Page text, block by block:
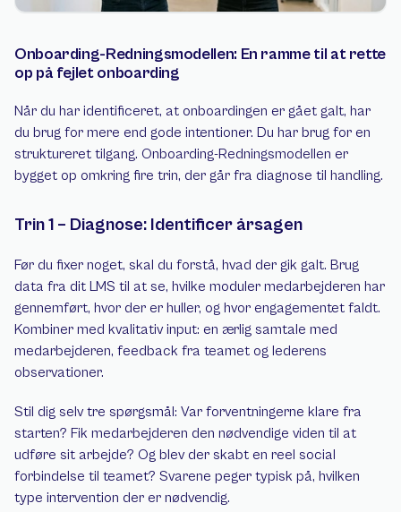
Onboarding-Redningsmodellen: En ramme til at rette
op på fejlet onboarding
Når du har identificeret, at onboardingen er gået galt, har
du brug for mere end gode intentioner. Du har brug for en
struktureret tilgang. Onboarding-Redningsmodellen er
bygget op omkring fire trin, der går fra diagnose til handling.
Trin 1 – Diagnose: Identificer årsagen
Før du fixer noget, skal du forstå, hvad der gik galt. Brug
data fra dit LMS til at se, hvilke moduler medarbejderen har
gennemført, hvor der er huller, og hvor engagementet faldt.
Kombiner med kvalitativ input: en ærlig samtale med
medarbejderen, feedback fra teamet og lederens
observationer.
Stil dig selv tre spørgsmål: Var forventningerne klare fra
starten? Fik medarbejderen den nødvendige viden til at
udføre sit arbejde? Og blev der skabt en reel social
forbindelse til teamet? Svarene peger typisk på, hvilken
type intervention der er nødvendig.